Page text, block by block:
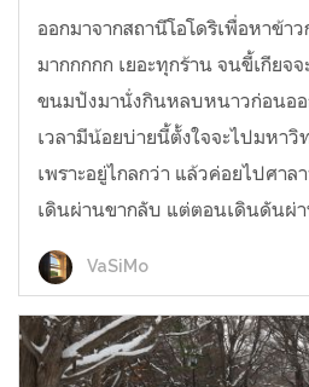
ออกมาจากสถานีโอโดริเพื่อหาข้า
มากกกกก เยอะทุกร้าน จนขี้เกียจ
ขนมปังมานั่งกินหลบหนาวก่อนออ
เวลามีน้อยบ่ายนี้ตั้งใจจะไปมหาวิ
เพราะอยู่ไกลกว่า แล้วค่อยไปศาล
เดินผ่านขากลับ แต่ตอนเดินดันผ่า
VaSiMo